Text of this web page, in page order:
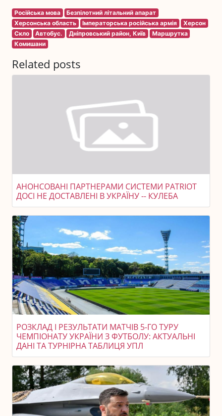
Російська мова
Безпілотний літальний апарат
Херсонська область
Імператорська російська армія
Херсон
Скло
Автобус. Дніпровський район, Київ
Маршрутка
Комишани
Related posts
АНОНСОВАНІ ПАРТНЕРАМИ СИСТЕМИ PATRIOT
ДОСІ НЕ ДОСТАВЛЕНІ В УКРАЇНУ -- КУЛЕБА
РОЗКЛАД І РЕЗУЛЬТАТИ МАТЧІВ 5-ГО ТУРУ
ЧЕМПІОНАТУ УКРАЇНИ З ФУТБОЛУ: АКТУАЛЬНІ
ДАНІ ТА ТУРНІРНА ТАБЛИЦЯ УПЛ